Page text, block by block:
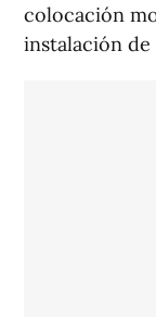
colocación
instalación de